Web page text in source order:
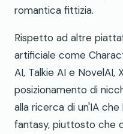
romantica fittizia.
Rispetto ad altre
artificiale come
AI, Talkie AI e NovelAI,
posizionamento di
alla ricerca di un'IA
fantasy, piuttosto che